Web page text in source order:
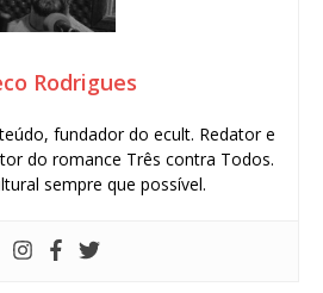
Rodrigues
fundador do ecult. Redator e
do romance Três contra Todos.
sempre que possível.